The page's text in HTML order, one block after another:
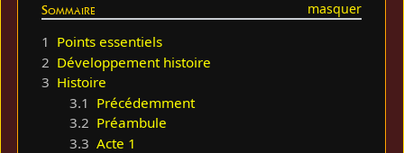
Sommaire
1 Points essentiels
2 Développement histoire
3 Histoire
3.1 Précédemment
3.2 Préambule
3.3 Acte 1